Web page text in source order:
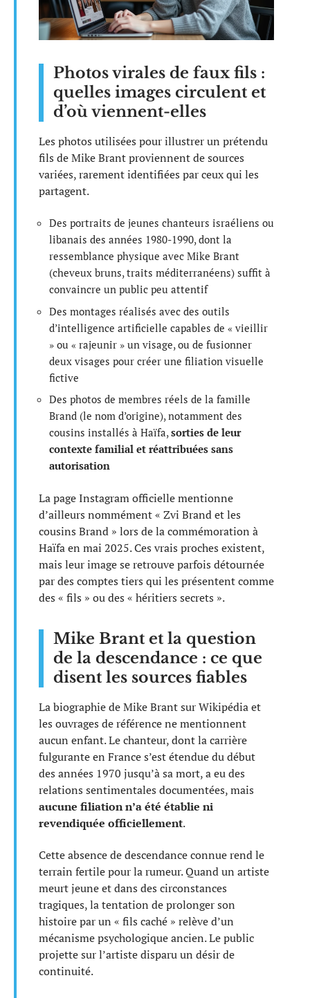
Photos virales de faux fils :
quelles images circulent et
d’où viennent-elles
Les photos utilisées pour illustrer un prétendu
fils de Mike Brant proviennent de sources
variées, rarement identifiées par ceux qui les
partagent.
Des portraits de jeunes chanteurs israéliens ou
libanais des années 1980-1990, dont la
ressemblance physique avec Mike Brant
(cheveux bruns, traits méditerranéens) suffit à
convaincre un public peu attentif
Des montages réalisés avec des outils
d’intelligence artificielle capables de « vieillir
» ou « rajeunir » un visage, ou de fusionner
deux visages pour créer une filiation visuelle
fictive
Des photos de membres réels de la famille
Brand (le nom d’origine), notamment des
cousins installés à Haïfa,sorties de leur
contexte familial et réattribuées sans
autorisation
La page Instagram officielle mentionne
d’ailleurs nommément « Zvi Brand et les
cousins Brand » lors de la commémoration à
Haïfa en mai 2025. Ces vrais proches existent,
mais leur image se retrouve parfois détournée
par des comptes tiers qui les présentent comme
des « fils » ou des « héritiers secrets ».
Mike Brant et la question
de la descendance : ce que
disent les sources fiables
La biographie de Mike Brant sur Wikipédia et
les ouvrages de référence ne mentionnent
aucun enfant. Le chanteur, dont la carrière
fulgurante en France s’est étendue du début
des années 1970 jusqu’à sa mort, a eu des
relations sentimentales documentées, mais
aucune filiation n’a été établie ni
revendiquée officiellement.
Cette absence de descendance connue rend le
terrain fertile pour la rumeur. Quand un artiste
meurt jeune et dans des circonstances
tragiques, la tentation de prolonger son
histoire par un « fils caché » relève d’un
mécanisme psychologique ancien. Le public
projette sur l’artiste disparu un désir de
continuité.